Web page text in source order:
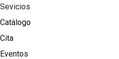
Sevicios
Catálogo
Cita
Eventos